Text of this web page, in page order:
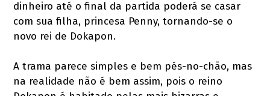
dinheiro até o final da partida poderá se casar
com sua filha, princesa Penny, tornando-se o
novo rei de Dokapon.
A trama parece simples e bem pés-no-chão, mas
na realidade não é bem assim, pois o reino